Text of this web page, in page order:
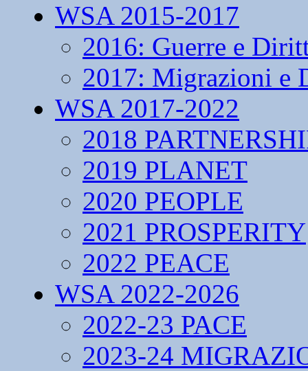
WSA 2015-2017
2016: Guerre e
2017: Migrazioni e
WSA 2017-2022
2018
2019 PLANET
2020 PEOPLE
2021 PROSPERITY
2022 PEACE
WSA 2022-2026
2022-23 PACE
2023-24